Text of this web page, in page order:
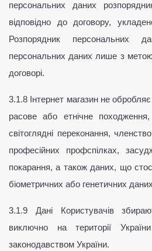
персональних даних
відповідно до договору,
Розпорядник персональних
персональних даних лише з метою
договорі.
3.1.8 Інтернет магазин не
расове або етнічне походження,
світоглядні переконання,
професійних профспілках,
покарання, а також даних, що
біометричних або генетичних
3.1.9 Дані Користувачів
виключно на території
законодавством України.